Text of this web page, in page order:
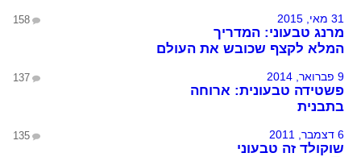
31 מאי, 2015 158
מרנג טבעוני: המדריך
המלא לקצף שכובש את העולם
9 פברואר, 2014 137
פשטידה טבעונית: ארוחה
בתבנית
6 דצמבר, 2011 135
שוקולד זה טבעוני